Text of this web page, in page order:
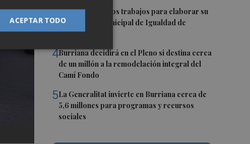
3Vila-real inicia los trabajos para elaborar su
primer Plan Municipal de Igualdad de
Oportunidades
4Burriana decidirá en el Pleno si destina cerca
de un millón a la remodelación integral del
Camí Fondo
5La Generalitat invierte en Burriana cerca de
5,6 millones para programas y recursos
sociales
ACEPTAR TODO